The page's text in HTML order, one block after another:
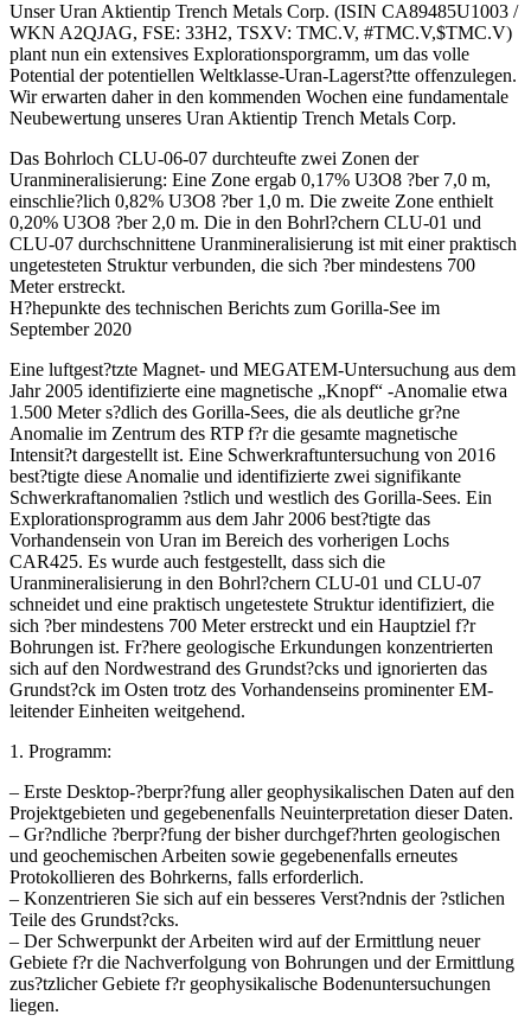
Unser Uran Aktientip Trench Metals Corp. (ISIN CA89485U1003 /
WKN A2QJAG, FSE: 33H2, TSXV: TMC.V, #TMC.V,$TMC.V)
plant nun ein extensives Explorationsporgramm, um das volle
Potential der potentiellen Weltklasse-Uran-Lagerst?tte offenzulegen.
Wir erwarten daher in den kommenden Wochen eine fundamentale
Neubewertung unseres Uran Aktientip Trench Metals Corp.
Das Bohrloch CLU-06-07 durchteufte zwei Zonen der
Uranmineralisierung: Eine Zone ergab 0,17% U3O8 ?ber 7,0 m,
einschlie?lich 0,82% U3O8 ?ber 1,0 m. Die zweite Zone enthielt
0,20% U3O8 ?ber 2,0 m. Die in den Bohrl?chern CLU-01 und
CLU-07 durchschnittene Uranmineralisierung ist mit einer praktisch
ungetesteten Struktur verbunden, die sich ?ber mindestens 700
Meter erstreckt.
H?hepunkte des technischen Berichts zum Gorilla-See im
September 2020
Eine luftgest?tzte Magnet- und MEGATEM-Untersuchung aus dem
Jahr 2005 identifizierte eine magnetische „Knopf“ -Anomalie etwa
1.500 Meter s?dlich des Gorilla-Sees, die als deutliche gr?ne
Anomalie im Zentrum des RTP f?r die gesamte magnetische
Intensit?t dargestellt ist. Eine Schwerkraftuntersuchung von 2016
best?tigte diese Anomalie und identifizierte zwei signifikante
Schwerkraftanomalien ?stlich und westlich des Gorilla-Sees. Ein
Explorationsprogramm aus dem Jahr 2006 best?tigte das
Vorhandensein von Uran im Bereich des vorherigen Lochs
CAR425. Es wurde auch festgestellt, dass sich die
Uranmineralisierung in den Bohrl?chern CLU-01 und CLU-07
schneidet und eine praktisch ungetestete Struktur identifiziert, die
sich ?ber mindestens 700 Meter erstreckt und ein Hauptziel f?r
Bohrungen ist. Fr?here geologische Erkundungen konzentrierten
sich auf den Nordwestrand des Grundst?cks und ignorierten das
Grundst?ck im Osten trotz des Vorhandenseins prominenter EM-
leitender Einheiten weitgehend.
1. Programm:
– Erste Desktop-?berpr?fung aller geophysikalischen Daten auf den
Projektgebieten und gegebenenfalls Neuinterpretation dieser Daten.
– Gr?ndliche ?berpr?fung der bisher durchgef?hrten geologischen
und geochemischen Arbeiten sowie gegebenenfalls erneutes
Protokollieren des Bohrkerns, falls erforderlich.
– Konzentrieren Sie sich auf ein besseres Verst?ndnis der ?stlichen
Teile des Grundst?cks.
– Der Schwerpunkt der Arbeiten wird auf der Ermittlung neuer
Gebiete f?r die Nachverfolgung von Bohrungen und der Ermittlung
zus?tzlicher Gebiete f?r geophysikalische Bodenuntersuchungen
liegen.